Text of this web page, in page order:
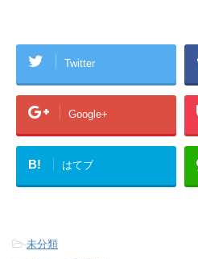
Twitter
Google+
B! はてブ
-未分類